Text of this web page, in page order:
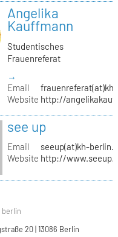
Angelika
Kauffmann
Studentisches
Frauenreferat
→
Email
Website http://
see up
Email
seeup(at)kh-
Website http://
berlin
20 | 13086 Berlin